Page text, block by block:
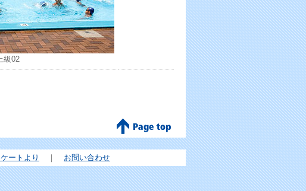
級02
ートより ｜ お問い合わせ